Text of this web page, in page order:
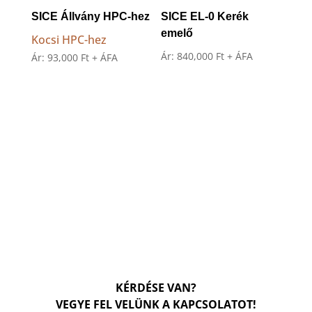
SICE Állvány HPC-hez
Kocsi HPC-hez
Ár: 93,000 Ft + ÁFA
SICE EL-0 Kerék
emelő
Ár:840,000 Ft + ÁFA
KÉRDÉSE VAN?
VEGYE FEL VELÜNK A KAPCSOLATOT!